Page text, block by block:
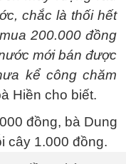
chắc là thối hết
200.000 đồng
mới bán được
kể công chăm
Hiền cho biết.